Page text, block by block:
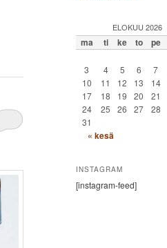
ELOKUU 2026
ma ti ke to pe
3
4 5 6 7
10
11 12 13 14
17
18 19 20 21
24
25 26 27 28
31
« kesä
INSTAGRAM
[instagram-feed]